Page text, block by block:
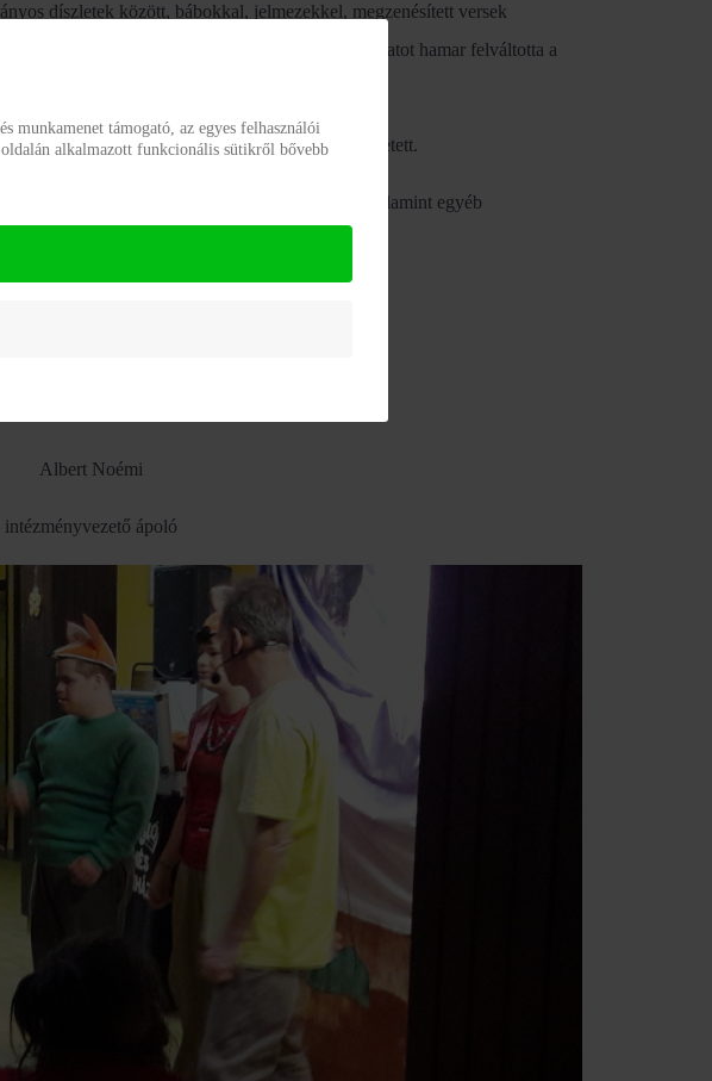
díszletek között, bábokkal, jelmezekkel, megzenésített versek
gondozott vett részt; a kezdeti visszafogott hangulatot hamar felváltotta a
egy rövid időre ismét gondtalan gyermek lehetett.
elő művelődési és oktatási intézményekben, valamint egyéb
Albert Noémi
intézményvezető ápoló
munkamenet támogató, az egyes felhasználói
alkalmazott funkcionális sütikről bővebb